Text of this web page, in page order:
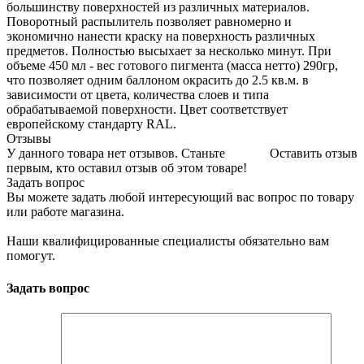
большинству поверхностей из различных материалов.
Поворотный распылитель позволяет равномерно и
экономично нанести краску на поверхность различных
предметов. Полностью высыхает за несколько минут. При
объеме 450 мл - вес готового пигмента (масса нетто) 290гр,
что позволяет одним баллоном окрасить до 2.5 кв.м. в
зависимости от цвета, количества слоев и типа
обрабатываемой поверхности. Цвет соответствует
европейскому стандарту RAL.
Отзывы
Оставить отзыв
У данного товара нет отзывов. Станьте
первым, кто оставил отзыв об этом товаре!
Задать вопрос
Вы можете задать любой интересующий вас вопрос по товару
или работе магазина.
Наши квалифицированные специалисты обязательно вам
помогут.
Задать вопрос